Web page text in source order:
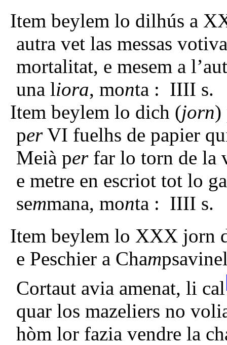
Item beylem lo dilhús a
autra vet las messas
mortalitat, e mesem a
una liora, monta : IIII s.
Item beylem lo dich (jorn)
perVI fuelhs de papier
Meià perfar lo torn de la
e metre en escriot tot lo
semmana, monta : IIII s.
Item beylem lo XXX jorn
e Peschier a Cham
Cortaut avia amenat, li cal
quar los mazeliers no
hòm lor fazia vendre la